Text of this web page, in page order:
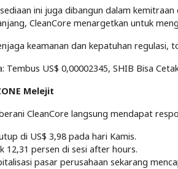
ini juga dibangun dalam
CleanCore menargetkan untuk
keamanan dan kepatuhan regulasi,
Tembus US$ 0,00002345, SHIB Bisa
Melejit
CleanCore langsung mendapat
di US$ 3,98 pada hari Kamis.
12,31 persen di sesi after hours.
pasar perusahaan sekarang